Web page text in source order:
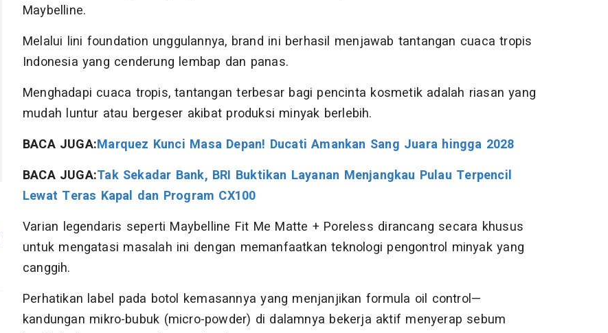
Maybelline.
Melalui lini foundation unggulannya, brand ini berhasil menjawab tantangan cuaca tropis
Indonesia yang cenderung lembap dan panas.
Menghadapi cuaca tropis, tantangan terbesar bagi pencinta kosmetik adalah riasan yang
mudah luntur atau bergeser akibat produksi minyak berlebih.
BACA JUGA:Marquez Kunci Masa Depan! Ducati Amankan Sang Juara hingga 2028
BACA JUGA:Tak Sekadar Bank, BRI Buktikan Layanan Menjangkau Pulau Terpencil
Lewat Teras Kapal dan Program CX100
Varian legendaris seperti Maybelline Fit Me Matte + Poreless dirancang secara khusus
untuk mengatasi masalah ini dengan memanfaatkan teknologi pengontrol minyak yang
canggih.
Perhatikan label pada botol kemasannya yang menjanjikan formula oil control—
kandungan mikro-bubuk (micro-powder) di dalamnya bekerja aktif menyerap sebum